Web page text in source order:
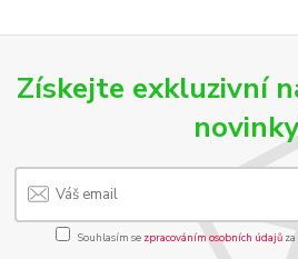
Získejte exkluzivní
Souhlasím se zpracováním osobních údajůza